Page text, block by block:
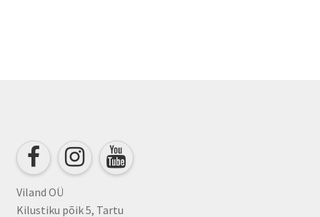
Viland OÜ
Kilustiku põik 5, Tartu